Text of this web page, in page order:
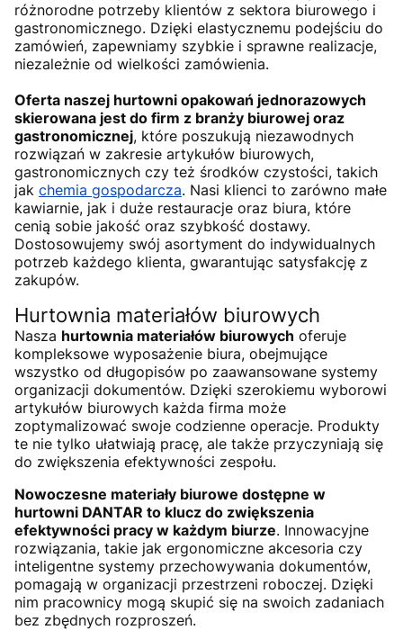
różnorodne potrzeby klientów z sektora biurowego i
gastronomicznego. Dzięki elastycznemu podejściu do
zamówień, zapewniamy szybkie i sprawne realizacje,
niezależnie od wielkości zamówienia.
Oferta naszej hurtowni opakowań jednorazowych
skierowana jest do firm z branży biurowej oraz
gastronomicznej, które poszukują niezawodnych
rozwiązań w zakresie artykułów biurowych,
gastronomicznych czy też środków czystości, takich
jak chemia gospodarcza. Nasi klienci to zarówno małe
kawiarnie, jak i duże restauracje oraz biura, które
cenią sobie jakość oraz szybkość dostawy.
Dostosowujemy swój asortyment do indywidualnych
potrzeb każdego klienta, gwarantując satysfakcję z
zakupów.
Hurtownia materiałów biurowych
Nasza hurtownia materiałów biurowych oferuje
kompleksowe wyposażenie biura, obejmujące
wszystko od długopisów po zaawansowane systemy
organizacji dokumentów. Dzięki szerokiemu wyborowi
artykułów biurowych każda firma może
zoptymalizować swoje codzienne operacje. Produkty
te nie tylko ułatwiają pracę, ale także przyczyniają się
do zwiększenia efektywności zespołu.
Nowoczesne materiały biurowe dostępne w
hurtowni DANTAR to klucz do zwiększenia
efektywności pracy w każdym biurze. Innowacyjne
rozwiązania, takie jak ergonomiczne akcesoria czy
inteligentne systemy przechowywania dokumentów,
pomagają w organizacji przestrzeni roboczej. Dzięki
nim pracownicy mogą skupić się na swoich zadaniach
bez zbędnych rozproszeń.